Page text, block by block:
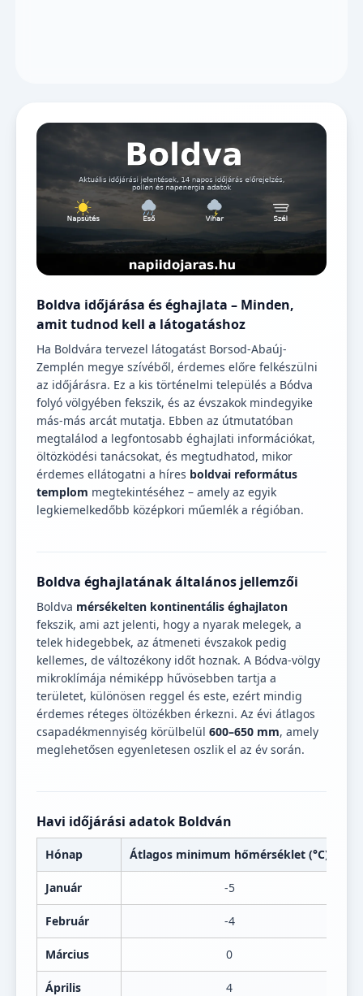
Boldva időjárása és éghajlata – Minden,
amit tudnod kell a látogatáshoz
Ha Boldvára tervezel látogatást Borsod-Abaúj-
Zemplén megye szívéből, érdemes előre felkészülni
az időjárásra. Ez a kis történelmi település a Bódva
folyó völgyében fekszik, és az évszakok mindegyike
más-más arcát mutatja. Ebben az útmutatóban
megtalálod a legfontosabb éghajlati információkat,
öltözködési tanácsokat, és megtudhatod, mikor
érdemes ellátogatni a híres boldvai református
templom megtekintéséhez – amely az egyik
legkiemelkedőbb középkori műemlék a régióban.
Boldva éghajlatának általános jellemzői
Boldva mérsékelten kontinentális éghajlaton
fekszik, ami azt jelenti, hogy a nyarak melegek, a
telek hidegebbek, az átmeneti évszakok pedig
kellemes, de változékony időt hoznak. A Bódva-völgy
mikroklímája némiképp hűvösebben tartja a
területet, különösen reggel és este, ezért mindig
érdemes réteges öltözékben érkezni. Az évi átlagos
csapadékmennyiség körülbelül 600–650 mm, amely
meglehetősen egyenletesen oszlik el az év során.
Havi időjárási adatok Boldván
Hónap Átlagos minimum hőmérséklet (°C)
Január -5
Február -4
Március 0
Április 4